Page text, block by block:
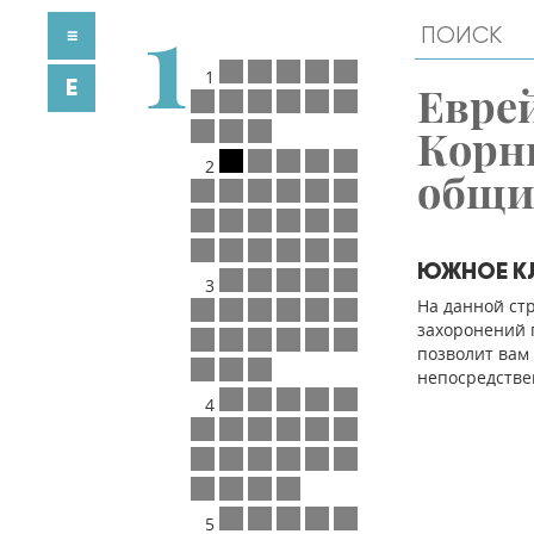
ЮЖНОЕ
На данной
захоронений
позволит
1 1
2
3
4
5
≡
E